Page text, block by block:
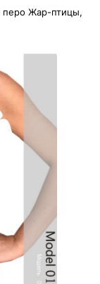
перо Жар-птицы,